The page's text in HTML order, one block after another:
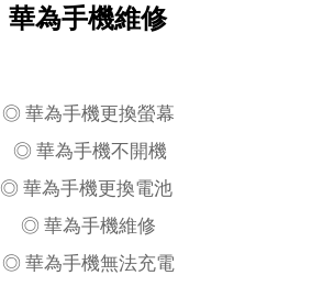
華為手機維修
◎ 華為手機更換螢幕
◎ 華為手機不開機
◎ 華為手機更換電池
◎ 華為手機維修
◎ 華為手機無法充電